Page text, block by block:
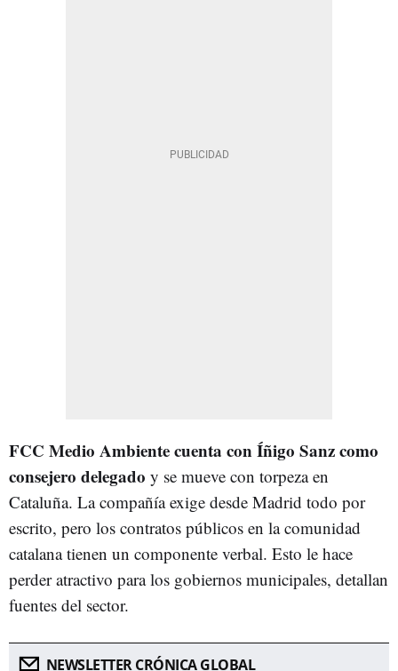
FCC Medio Ambiente cuenta con Íñigo Sanz como
consejero delegado y se mueve con torpeza en
Cataluña. La compañía exige desde Madrid todo por
escrito, pero los contratos públicos en la comunidad
catalana tienen un componente verbal. Esto le hace
perder atractivo para los gobiernos municipales, detallan
fuentes del sector.
NEWSLETTER CRÓNICA GLOBAL